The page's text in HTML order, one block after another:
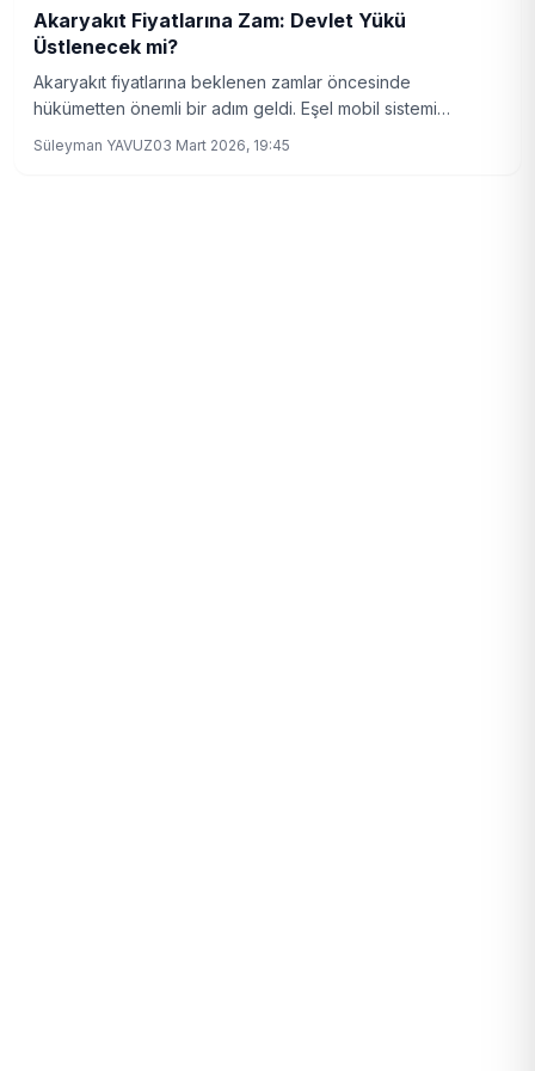
Akaryakıt Fiyatlarına Zam: Devlet Yükü
Üstlenecek mi?
Akaryakıt fiyatlarına beklenen zamlar öncesinde
hükümetten önemli bir adım geldi. Eşel mobil sistemi
Süleyman YAVUZ03 Mart 2026, 19:45